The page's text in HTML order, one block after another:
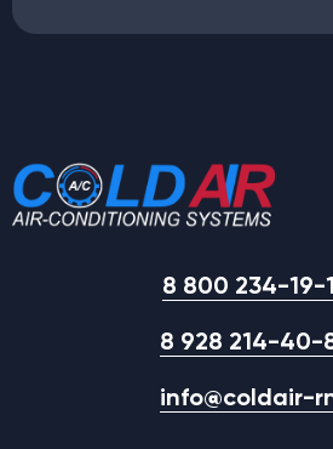
8 800 234-19-
8 928 214-40-
info@coldair-